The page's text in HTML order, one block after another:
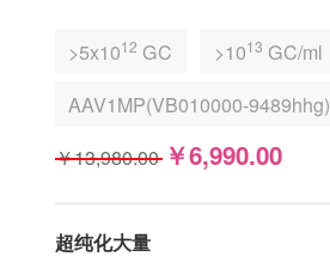
>5x1012 GC >1013 GC/ml
AAV1MP(VB010000-9489hhg)
￥13,980.00 ￥6,990.00
超纯化大量